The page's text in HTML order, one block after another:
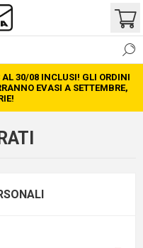
AL 30/08 INCLUSI! GLI ORDINI
EVASI A SETTEMBRE,